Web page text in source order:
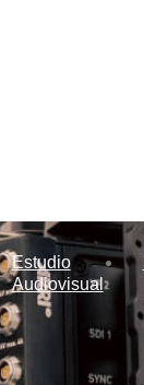
Estudio
Audiovisual